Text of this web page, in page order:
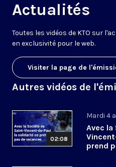
Actualités
Toutes les vidéos de KTO sur
en exclusivité pour le web.
Visiter la page de
Autres vidéos de
02:08
Mardi 4
Avec
prend